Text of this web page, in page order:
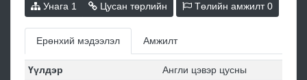
Унага 1 Цусан төрлийн Төлийн амжилт0
Ерөнхий мэдээлэл Амжилт
Үүлдэр
Англи цэвэр цусны